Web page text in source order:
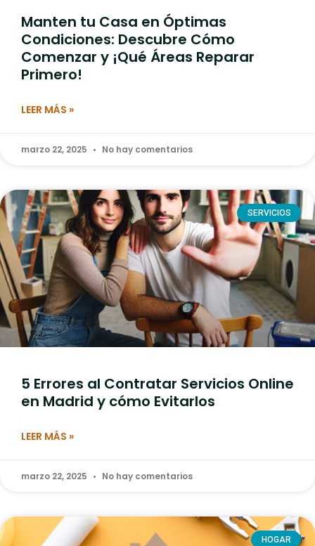
Manten tu Casa en Óptimas
Condiciones: Descubre Cómo
Comenzar y ¡Qué Áreas Reparar
Primero!
LEER MÁS »
marzo 22, 2025 No hay comentarios
SERVICIOS
5 Errores al Contratar Servicios Online
en Madrid y cómo Evitarlos
LEER MÁS »
marzo 22, 2025 No hay comentarios
HOGAR